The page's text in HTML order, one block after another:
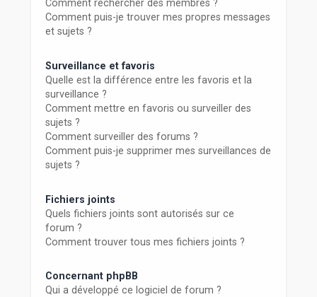
Comment rechercher des membres ?
Comment puis-je trouver mes propres messages
et sujets ?
Surveillance et favoris
Quelle est la différence entre les favoris et la
surveillance ?
Comment mettre en favoris ou surveiller des
sujets ?
Comment surveiller des forums ?
Comment puis-je supprimer mes surveillances de
sujets ?
Fichiers joints
Quels fichiers joints sont autorisés sur ce
forum ?
Comment trouver tous mes fichiers joints ?
Concernant phpBB
Qui a développé ce logiciel de forum ?